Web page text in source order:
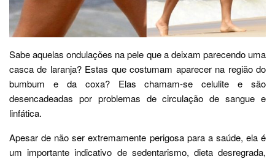
Sabe aquelas ondulações na pele que a deixam parecendo uma
casca de laranja? Estas que costumam aparecer na região do
bumbum e da coxa? Elas chamam-se celulite e são
desencadeadas por problemas de circulação de sangue e
linfática.
Apesar de não ser extremamente perigosa para a saúde, ela é
um importante indicativo de sedentarismo, dieta desregrada,